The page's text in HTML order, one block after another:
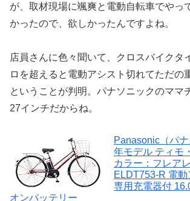
が、取材現場に颯爽と電動自転車でやっ
かったので、欲しかったんですよね。
店員さんに色々聞いて、クロスバイクタ
ロを超えると電動アシスト切れてただの
ということが判明。パナソニックのママ
27インチだからね。
Panasonic（パ
年モデル ティモ
カラー：フレア
ELDT753-R 電
専用充電器付
オンバッテリー